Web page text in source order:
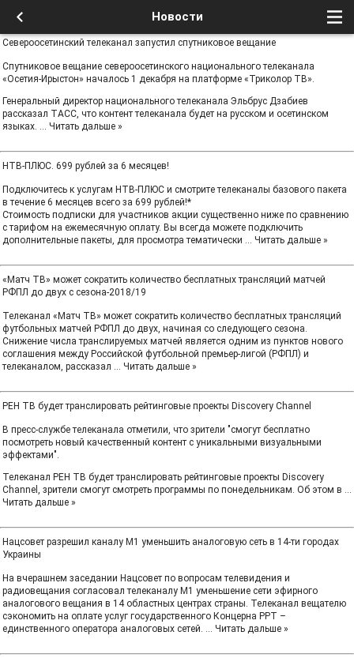
Новости
Североосетинский телеканал запустил спутниковое вещание
Спутниковое вещание североосетинского национального телеканала
«Осетия-Ирыстон» началось 1 декабря на платформе «Триколор ТВ».
Генеральный директор национального телеканала Эльбрус Дзабиев
рассказал ТАСС, что контент телеканала будет на русском и осетинском
языках. ... Читать дальше »
НТВ‑ПЛЮС. 699 рублей за 6 месяцев!
Подключитесь к услугам НТВ‑ПЛЮС и смотрите телеканалы базового пакета
в течение 6 месяцев всего за 699 рублей!*
Стоимость подписки для участников акции существенно ниже по сравнению
с тарифом на ежемесячную оплату. Вы всегда можете подключить
дополнительные пакеты, для просмотра тематически ... Читать дальше »
«Матч ТВ» может сократить количество бесплатных трансляций матчей
РФПЛ до двух с сезона-2018/19
Телеканал «Матч ТВ» может сократить количество бесплатных трансляций
футбольных матчей РФПЛ до двух, начиная со следующего сезона.
Снижение числа транслируемых матчей является одним из пунктов нового
соглашения между Российской футбольной премьер-лигой (РФПЛ) и
телеканалом, рассказал ... Читать дальше »
РЕН ТВ будет транслировать рейтинговые проекты Discovery Channel
В пресс-службе телеканала отметили, что зрители "смогут бесплатно
посмотреть новый качественный контент с уникальными визуальными
эффектами".
Телеканал РЕН ТВ будет транслировать рейтинговые проекты Discovery
Channel, зрители смогут смотреть программы по понедельникам. Об этом в ...
Читать дальше »
Нацсовет разрешил каналу М1 уменьшить аналоговую сеть в 14-ти городах
Украины
На вчерашнем заседании Нацсовет по вопросам телевидения и
радиовещания согласовал телеканалу М1 уменьшение сети эфирного
аналогового вещания в 14 областных центрах страны. Телеканал вещателю
сэкономить на оплате услуг государственного Концерна РРТ –
единственного оператора аналоговых сетей. ... Читать дальше »